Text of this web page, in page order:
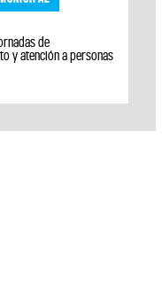
de
y atención a personas